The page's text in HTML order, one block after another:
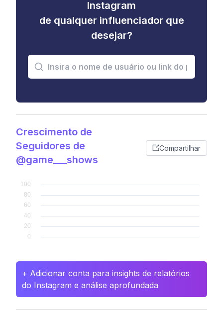
Instagram
de qualquer influenciador que
desejar?
Crescimento de
Seguidores de
@game___shows
Compartilhar
+ Adicionar conta para insights de relatórios
do Instagram e análise aprofundada